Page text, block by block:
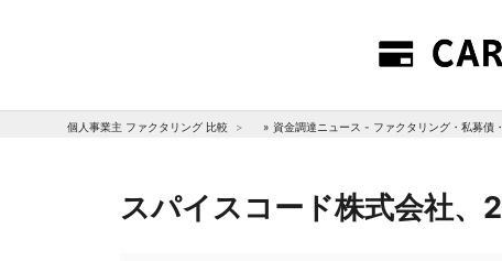
個人事業主 ファクタリング 比較 » 資金調達ニュース - ファクタリング・私募債
スパイスコード株式会社、